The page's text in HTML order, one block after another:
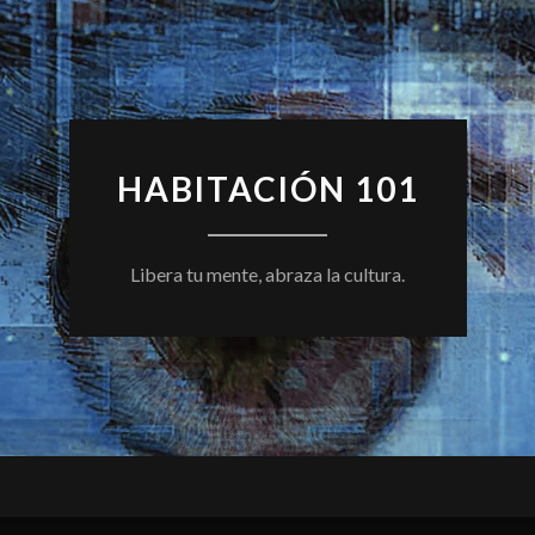
HABITACIÓN 101
Libera tu mente, abraza la cultura.